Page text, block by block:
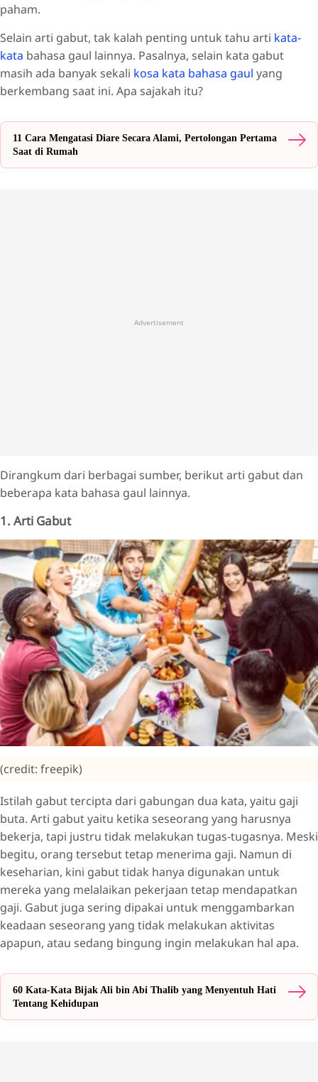
paham.
Selain arti gabut, tak kalah penting untuk tahu arti kata-
kata bahasa gaul lainnya. Pasalnya, selain kata gabut
masih ada banyak sekali kosa kata bahasa gaul yang
berkembang saat ini. Apa sajakah itu?
11 Cara Mengatasi Diare Secara Alami, Pertolongan Pertama
Saat di Rumah
Advertisement
Dirangkum dari berbagai sumber, berikut arti gabut dan
beberapa kata bahasa gaul lainnya.
1. Arti Gabut
(credit: freepik)
Istilah gabut tercipta dari gabungan dua kata, yaitu gaji
buta. Arti gabut yaitu ketika seseorang yang harusnya
bekerja, tapi justru tidak melakukan tugas-tugasnya. Meski
begitu, orang tersebut tetap menerima gaji. Namun di
keseharian, kini gabut tidak hanya digunakan untuk
mereka yang melalaikan pekerjaan tetap mendapatkan
gaji. Gabut juga sering dipakai untuk menggambarkan
keadaan seseorang yang tidak melakukan aktivitas
apapun, atau sedang bingung ingin melakukan hal apa.
60 Kata-Kata Bijak Ali bin Abi Thalib yang Menyentuh Hati
Tentang Kehidupan